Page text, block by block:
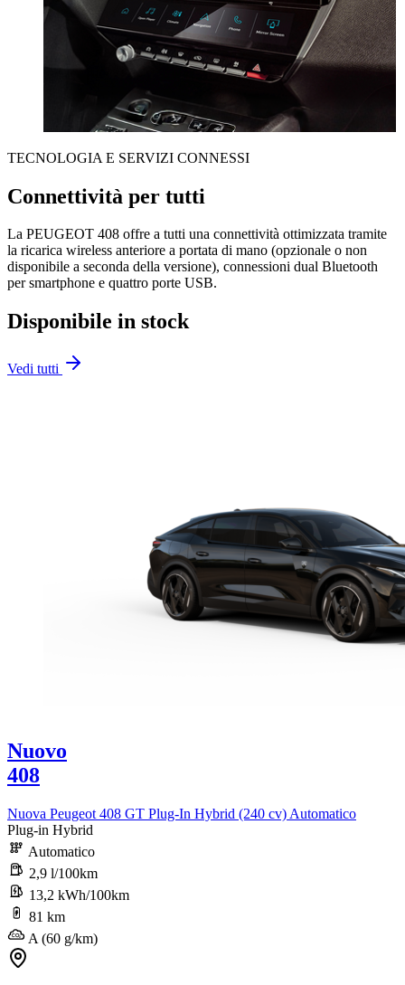
TECNOLOGIA E SERVIZI CONNESSI
Connettività per tutti
La PEUGEOT 408 offre a tutti una connettività ottimizzata tramite
la ricarica wireless anteriore a portata di mano (opzionale o non
disponibile a seconda della versione), connessioni dual Bluetooth
per smartphone e quattro porte USB.
Disponibile in stock
Vedi tutti
Nuovo
408
Nuova Peugeot 408 GT Plug-In Hybrid (240 cv) Automatico
Plug-in Hybrid
Automatico
2,9 l/100km
13,2 kWh/100km
81 km
A (60 g/km)